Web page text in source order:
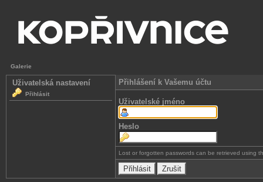
Galerie
Uživatelská nastavení
Přihlásit
Přihlášení k Vašemu účtu
Uživatelské jméno
Heslo
Lost or forgotten passwords can be retrieved using